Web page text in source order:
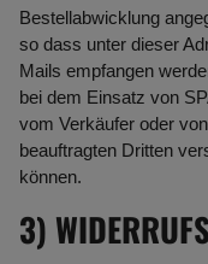
Bestellabwicklung
so dass unter dieser
Mails empfangen
bei dem Einsatz von
vom Verkäufer oder
beauftragten Dritten
können.
3)